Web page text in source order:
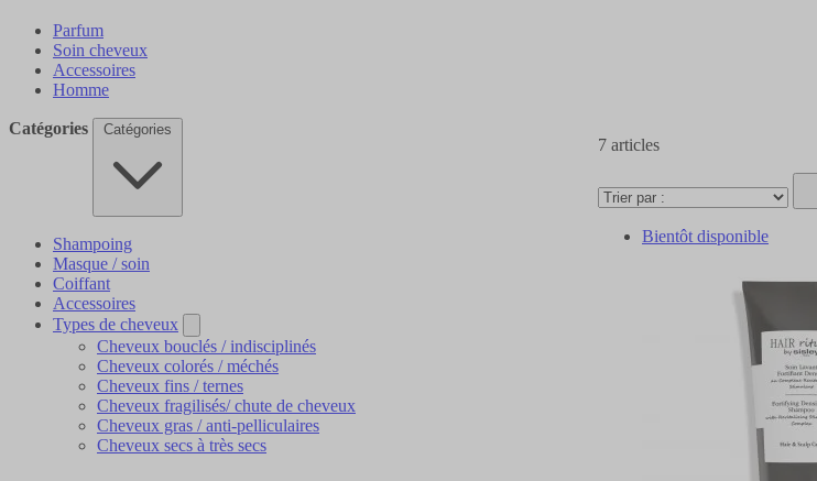
Parfum
Soin cheveux
Accessoires
Homme
Catégories Catégories
Shampoing
Masque / soin
Coiffant
Accessoires
Types de cheveux
Cheveux bouclés / indisciplinés
Cheveux colorés / méchés
Cheveux fins / ternes
Cheveux fragilisés/ chute de cheveux
Cheveux gras / anti-pelliculaires
Cheveux secs à très secs
7 articles
Bientôt disponible